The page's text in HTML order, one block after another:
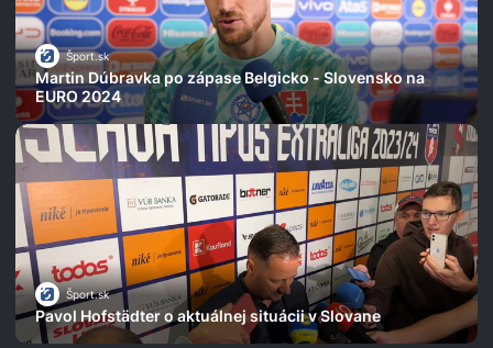
Šport.sk
Martin Dúbravka po zápase Belgicko - Slovensko na
EURO 2024
Šport.sk
Pavol Hofstädter o aktuálnej situácii v Slovane